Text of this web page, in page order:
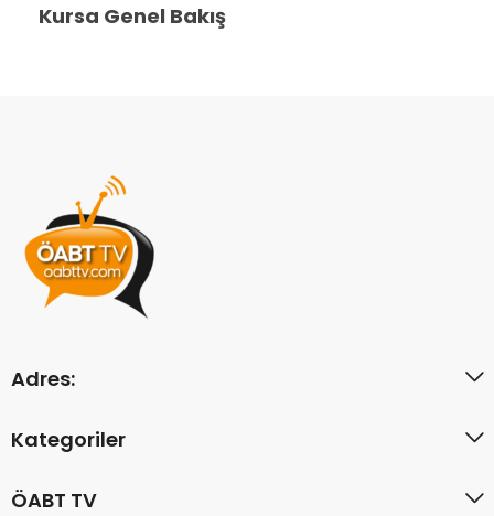
Kursa Genel Bakış
Adres:
Kategoriler
ÖABT TV